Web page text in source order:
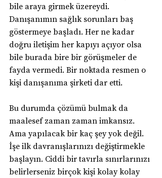
bile araya girmek üzereydi.
Danışanımın sağlık sorunları baş
göstermeye başladı. Her ne kadar
doğru iletişim her kapıyı açıyor olsa
bile burada bire bir görüşmeler de
fayda vermedi. Bir noktada resmen o
kişi danışanıma şirketi dar etti.
Bu durumda çözümü bulmak da
maalesef zaman zaman imkansız.
Ama yapılacak bir kaç şey yok değil.
İşe ilk davranışlarınızı değiştirmekle
başlayın. Ciddi bir tavırla sınırlarınızı
belirlerseniz birçok kişi kolay kolay